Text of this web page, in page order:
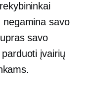
negamina savo
savo
įvairių